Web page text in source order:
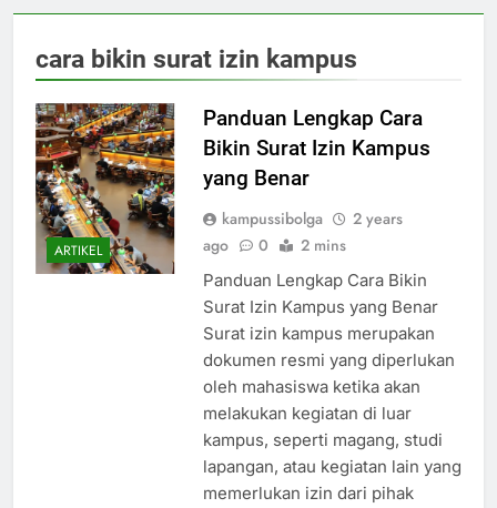
cara bikin surat izin kampus
ARTIKEL
Panduan Lengkap Cara
Bikin Surat Izin Kampus
yang Benar
kampussibolga
2 years
ago
0 2 mins
Panduan Lengkap Cara Bikin
Surat Izin Kampus yang Benar
Surat izin kampus merupakan
dokumen resmi yang diperlukan
oleh mahasiswa ketika akan
melakukan kegiatan di luar
kampus, seperti magang, studi
lapangan, atau kegiatan lain yang
memerlukan izin dari pihak